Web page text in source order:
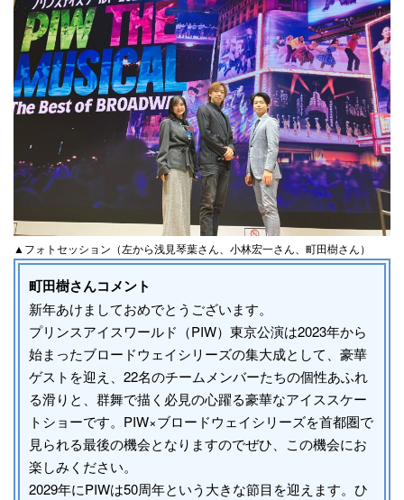
▲フォトセッション（左から浅見琴葉さん、小林宏一さん、町田樹さん）
町田樹さんコメント
新年あけましておめでとうございます。
プリンスアイスワールド（PIW）東京公演は2023年から
始まったブロードウェイシリーズの集大成として、豪華
ゲストを迎え、22名のチームメンバーたちの個性あふれ
る滑りと、群舞で描く必見の心躍る豪華なアイススケー
トショーです。PIW×ブロードウェイシリーズを首都圏で
見られる最後の機会となりますのでぜひ、この機会にお
楽しみください。
2029年にPIWは50周年という大きな節目を迎えます。ひ